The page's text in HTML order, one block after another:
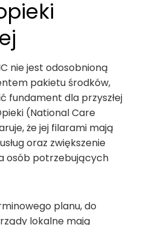
nie jest odosobnioną
pakietu środków,
fundament dla przyszłej
(National Care
że jej filarami mają
oraz zwiększenie
osób potrzebujących
planu, do
lokalne mają